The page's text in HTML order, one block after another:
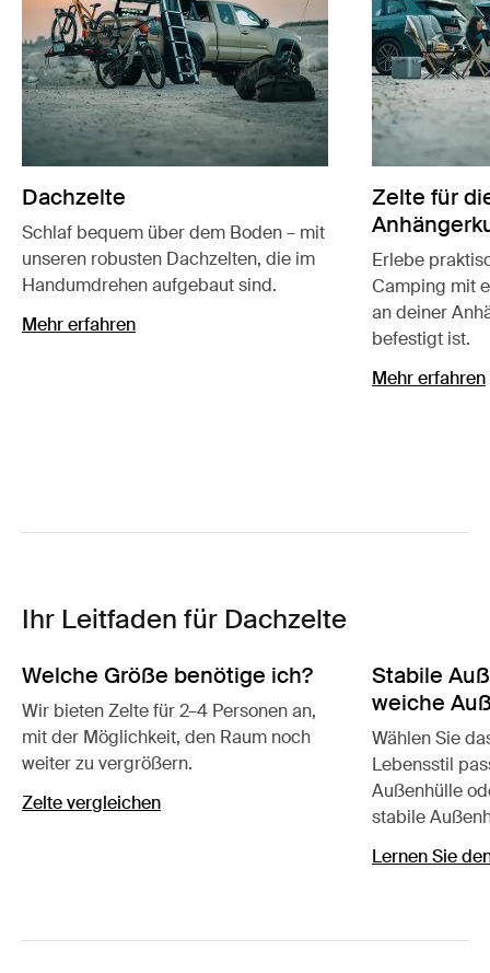
Dachzelte
Schlaf bequem über dem Boden – mit
unseren robusten Dachzelten, die im
Handumdrehen aufgebaut sind.
Mehr erfahren
Zelte für
Erlebe
Camping mit
an deiner
befestigt ist.
Mehr erfahren
Ihr Leitfaden für Dachzelte
Welche Größe benötige ich?
Wir bieten Zelte für 2–4 Personen an,
mit der Möglichkeit, den Raum noch
weiter zu vergrößern.
Zelte vergleichen
Stabile
weiche
Wählen Sie
Lebensstil
Außenhülle
stabile
Lernen Sie